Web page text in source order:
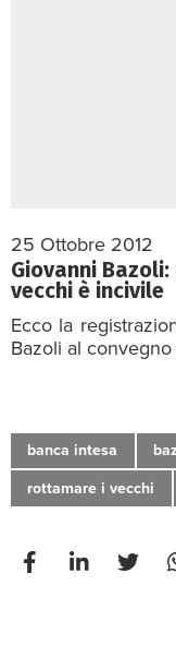
25 Ottobre 2012
Giovanni
vecchi è incivile
Ecco la
Bazoli al
banca intesa
rottamare i vecchi